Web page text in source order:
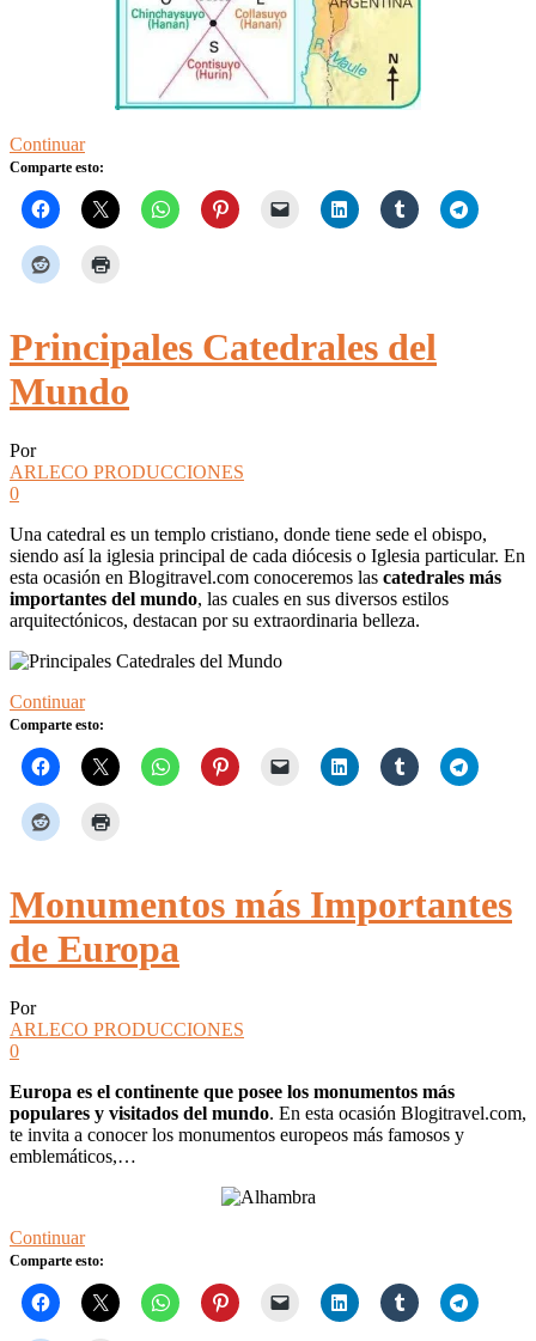
Continuar
Comparte esto:
Principales Catedrales del
Mundo
Por
ARLECO PRODUCCIONES
0
Una catedral es un templo cristiano, donde tiene sede el obispo,
siendo así la iglesia principal de cada diócesis o Iglesia particular. En
esta ocasión en Blogitravel.com conoceremos las catedrales más
importantes del mundo, las cuales en sus diversos estilos
arquitectónicos, destacan por su extraordinaria belleza.
Continuar
Comparte esto:
Monumentos más Importantes
de Europa
Por
ARLECO PRODUCCIONES
0
Europa es el continente que posee los monumentos más
populares y visitados del mundo. En esta ocasión Blogitravel.com,
te invita a conocer los monumentos europeos más famosos y
emblemáticos,…
Continuar
Comparte esto: